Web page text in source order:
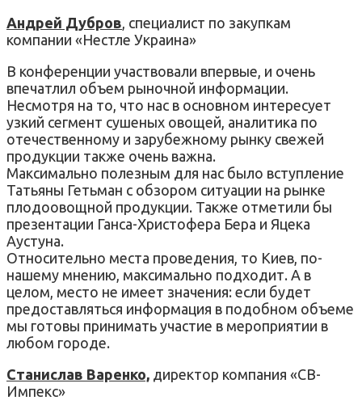
Андрей Дубров , специалист по закупкам
компании «Нестле Украина»
В конференции участвовали впервые, и очень
впечатлил объем рыночной информации.
Несмотря на то, что нас в основном интересует
узкий сегмент сушеных овощей, аналитика по
отечественному и зарубежному рынку свежей
продукции также очень важна.
Максимально полезным для нас было вступление
Татьяны Гетьман с обзором ситуации на рынке
плодоовощной продукции. Также отметили бы
презентации Ганса-Христофера Бера и Яцека
Аустуна.
Относительно места проведения, то Киев, по-
нашему мнению, максимально подходит. А в
целом, место не имеет значения: если будет
предоставляться информация в подобном объеме
мы готовы принимать участие в мероприятии в
любом городе.
Станислав Варенко, директор компания «СВ-
Импекс»